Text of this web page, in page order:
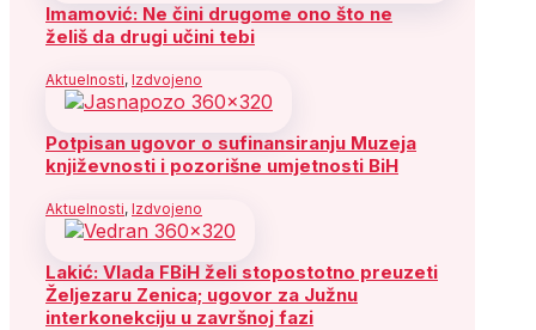
Imamović: Ne čini drugome ono što ne
želiš da drugi učini tebi
Aktuelnosti, Izdvojeno
Potpisan ugovor o sufinansiranju Muzeja
književnosti i pozorišne umjetnosti BiH
Aktuelnosti, Izdvojeno
Lakić: Vlada FBiH želi stopostotno preuzeti
Željezaru Zenica; ugovor za Južnu
interkonekciju u završnoj fazi